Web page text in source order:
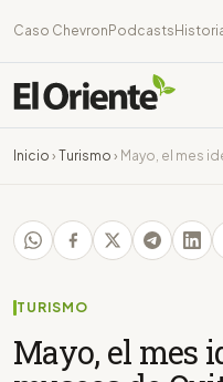
Caso Chevron Podcasts
Inicio › Turismo › Mayo, el mes
TURISMO
Mayo, el mes